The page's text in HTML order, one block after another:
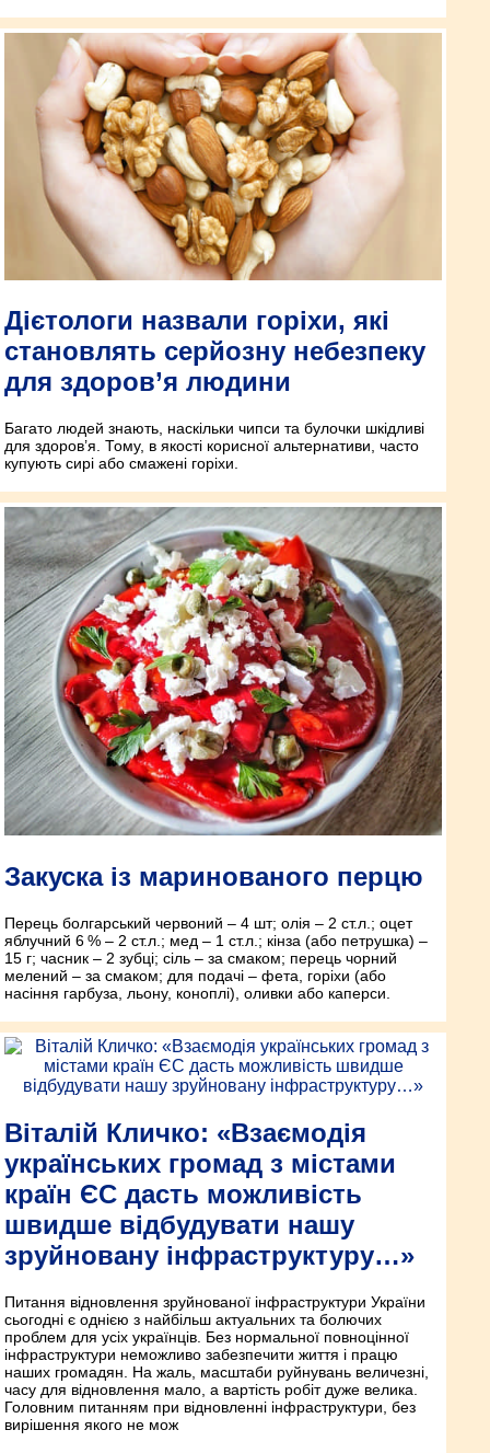
Дієтологи назвали горіхи, які
становлять серйозну небезпеку
для здоров’я людини
Багато людей знають, наскільки чипси та булочки шкідливі
для здоров’я. Тому, в якості корисної альтернативи, часто
купують сирі або смажені горіхи.
Закуска із маринованого перцю
Перець болгарський червоний – 4 шт; олія – 2 ст.л.; оцет
яблучний 6 % – 2 ст.л.; мед – 1 ст.л.; кінза (або петрушка) –
15 г; часник – 2 зубці; сіль – за смаком; перець чорний
мелений – за смаком; для подачі – фета, горіхи (або
насіння гарбуза, льону, коноплі), оливки або каперси.
Віталій Кличко: «Взаємодія
українських громад з містами
країн ЄС дасть можливість
швидше відбудувати нашу
зруйновану інфраструктуру…»
Питання відновлення зруйнованої інфраструктури України
сьогодні є однією з найбільш актуальних та болючих
проблем для усіх українців. Без нормальної повноцінної
інфраструктури неможливо забезпечити життя і працю
наших громадян. На жаль, масштаби руйнувань величезні,
часу для відновлення мало, а вартість робіт дуже велика.
Головним питанням при відновленні інфраструктури, без
вирішення якого не мож